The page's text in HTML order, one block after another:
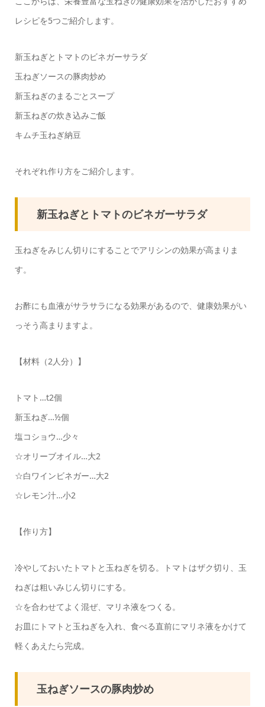
レシピを5つご紹介します。
新玉ねぎとトマトのビネガーサラダ
玉ねぎソースの豚肉炒め
新玉ねぎのまるごとスープ
新玉ねぎの炊き込みご飯
キムチ玉ねぎ納豆
それぞれ作り方をご紹介します。
新玉ねぎとトマトのビネガーサラダ
玉ねぎをみじん切りにすることでアリシンの効果が高まりま
す。
お酢にも血液がサラサラになる効果があるので、健康効果がい
っそう高まりますよ。
【材料（2人分）】
トマト…t2個
新玉ねぎ…½個
塩コショウ…少々
☆オリーブオイル…大2
☆白ワインビネガー…大2
☆レモン汁…小2
【作り方】
冷やしておいたトマトと玉ねぎを切る。トマトはザク切り、玉
ねぎは粗いみじん切りにする。
☆を合わせてよく混ぜ、マリネ液をつくる。
お皿にトマトと玉ねぎを入れ、食べる直前にマリネ液をかけて
軽くあえたら完成。
玉ねぎソースの豚肉炒め